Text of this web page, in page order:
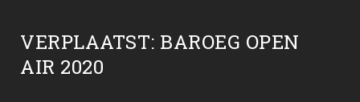
VERPLAATST: BAROEG OPEN
AIR 2020